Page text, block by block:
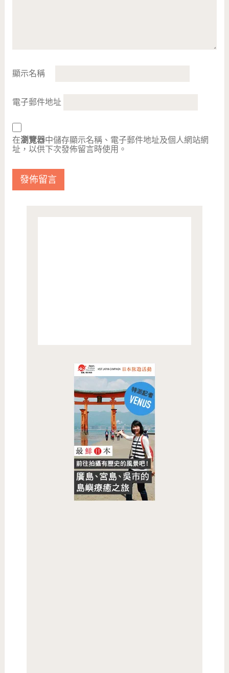
顯示名稱
電子郵件地址
在瀏覽器中儲存顯示名稱、電子郵件地址及個人網站網
址，以供下次發佈留言時使用。